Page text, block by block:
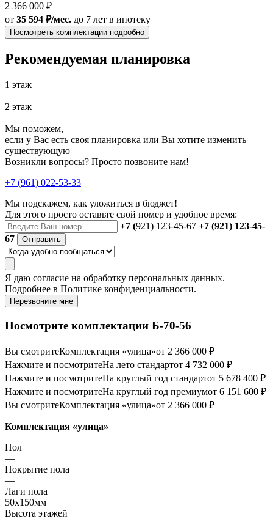
2 366 000 ₽
от 35 594 ₽/мес. до 7 лет в ипотеку
Посмотреть комплектации подробно
Рекомендуемая планировка
1 этаж
2 этаж
Мы поможем,
если у Вас есть своя планировка или Вы хотите изменить
существующую
Возникли вопросы? Просто позвоните нам!
+7 (961) 022-53-33
Мы подскажем, как уложиться в бюджет!
Для этого просто оставьте свой номер и удобное время:
+7 (921) 123-45-67 +7 (921) 123-45-
67
Отправить
Я даю согласие на обработку персональных данных.
Подробнее в Политике конфиденциальности.
Перезвоните мне
Посмотрите комплектации Б-70-56
Вы смотритеКомплектация «улица»от 2 366 000 ₽
Нажмите и посмотритеНа лето стандартот 4 732 000 ₽
Нажмите и посмотритеНа круглый год стандартот 5 678 400 ₽
Нажмите и посмотритеНа круглый год премиумот 6 151 600 ₽
Вы смотритеКомплектация «улица»от 2 366 000 ₽
Комплектация «улица»
Пол
—
Покрытие пола
—
Лаги пола
50х150мм
Высота этажей